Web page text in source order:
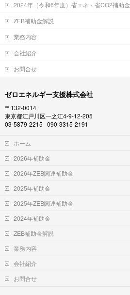
2024年（令和6年度）省エネ・省CO2補助金
ZEB補助金解説
業務内容
会社紹介
お問合せ
ゼロエネルギー支援株式会社
〒132-0014
東京都江戸川区一之江4-9-12-205
03-5879-2215 090-3315-2191
ホーム
2026年補助金
2026年ZEB関連補助金
2025年補助金
2025年ZEB関連補助金
2024年補助金
ZEB補助金解説
業務内容
会社紹介
お問合せ